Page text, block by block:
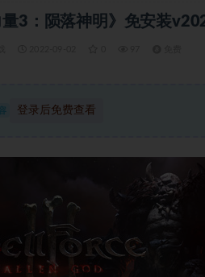
量3：陨落神明》免安装
登录后免费查看